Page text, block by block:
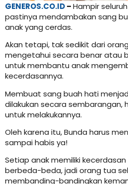
GENEROS.CO.ID–Hampir
pastinya mendambakan sang
anak yang cerdas.
Akan tetapi, tak sedikit dari
mengetahui secara benar atau
untuk membantu anak
kecerdasannya.
Membuat sang buah hati
dilakukan secara sembarangan,
untuk melakukannya.
Oleh karena itu, Bunda harus
sampai habis ya!
Setiap anak memiliki
berbeda-beda, jadi orang tua
membanding-bandingkan